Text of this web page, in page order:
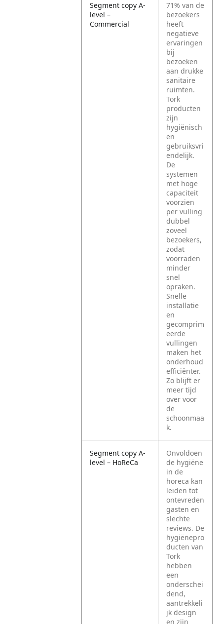
Segment copy A-
level –
Commercial
71% van de
bezoekers
heeft
negatieve
ervaringen
bij
bezoeken
aan drukke
sanitaire
ruimten.
Tork
producten
zijn
hygiënisch
en
gebruiksvri
endelijk.
De
systemen
met hoge
capaciteit
voorzien
per vulling
dubbel
zoveel
bezoekers,
zodat
voorraden
minder
snel
opraken.
Snelle
installatie
en
gecomprim
eerde
vullingen
maken het
onderhoud
efficiënter.
Zo blijft er
meer tijd
over voor
de
schoonmaa
k.
Segment copy A-
level – HoReCa
Onvoldoen
de hygiëne
in de
horeca kan
leiden tot
ontevreden
gasten en
slechte
reviews. De
hygiënepro
ducten van
Tork
hebben
een
onderschei
dend,
aantrekkeli
jk design
en zijn